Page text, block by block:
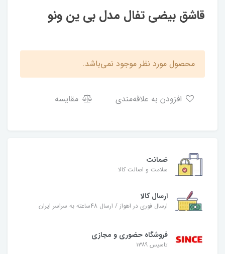
قاشق بیضی تفال مدل بی ین ونو
محصول مورد نظر موجود نمی‌باشد.
مقایسه
ضمانت
سلامت و اصالت کالا
ارسال کالا
ارسال فوری در اهواز / ارسال 48ساعته به سراسر ایران
فروشگاه حضوری و مجازی
تاسیس ۱۳۸۹